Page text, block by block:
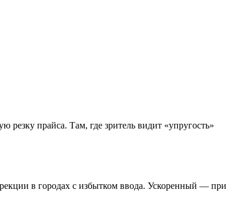
прайса. Там, где зритель видит «упругость»
в городах с избытком ввода. Ускоренный — при